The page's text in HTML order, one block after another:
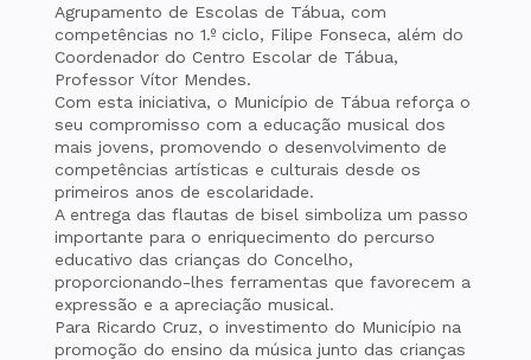
Agrupamento de Escolas de Tábua, com
competências no 1.º ciclo, Filipe Fonseca, além do
Coordenador do Centro Escolar de Tábua,
Professor Vítor Mendes.
Com esta iniciativa, o Município de Tábua reforça o
seu compromisso com a educação musical dos
mais jovens, promovendo o desenvolvimento de
competências artísticas e culturais desde os
primeiros anos de escolaridade.
A entrega das flautas de bisel simboliza um passo
importante para o enriquecimento do percurso
educativo das crianças do Concelho,
proporcionando-lhes ferramentas que favorecem a
expressão e a apreciação musical.
Para Ricardo Cruz, o investimento do Município na
promoção do ensino da música junto das crianças